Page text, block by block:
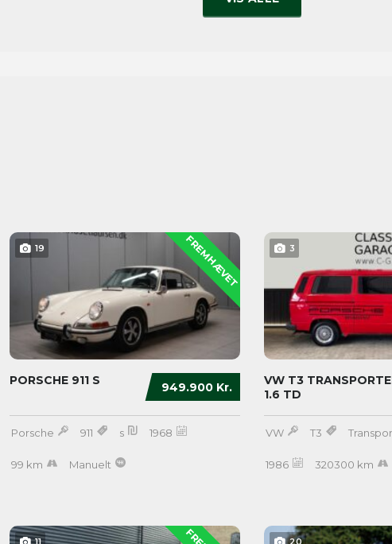
FREMHÆVET
19
949.900 Kr.
PORSCHE 911 S
Porsche 911 s 1968
99 km Manuelt
3
VW T3
1.6 TD
VW T3
1986 320300 km
11 20